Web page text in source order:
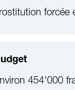
forcée
454'000